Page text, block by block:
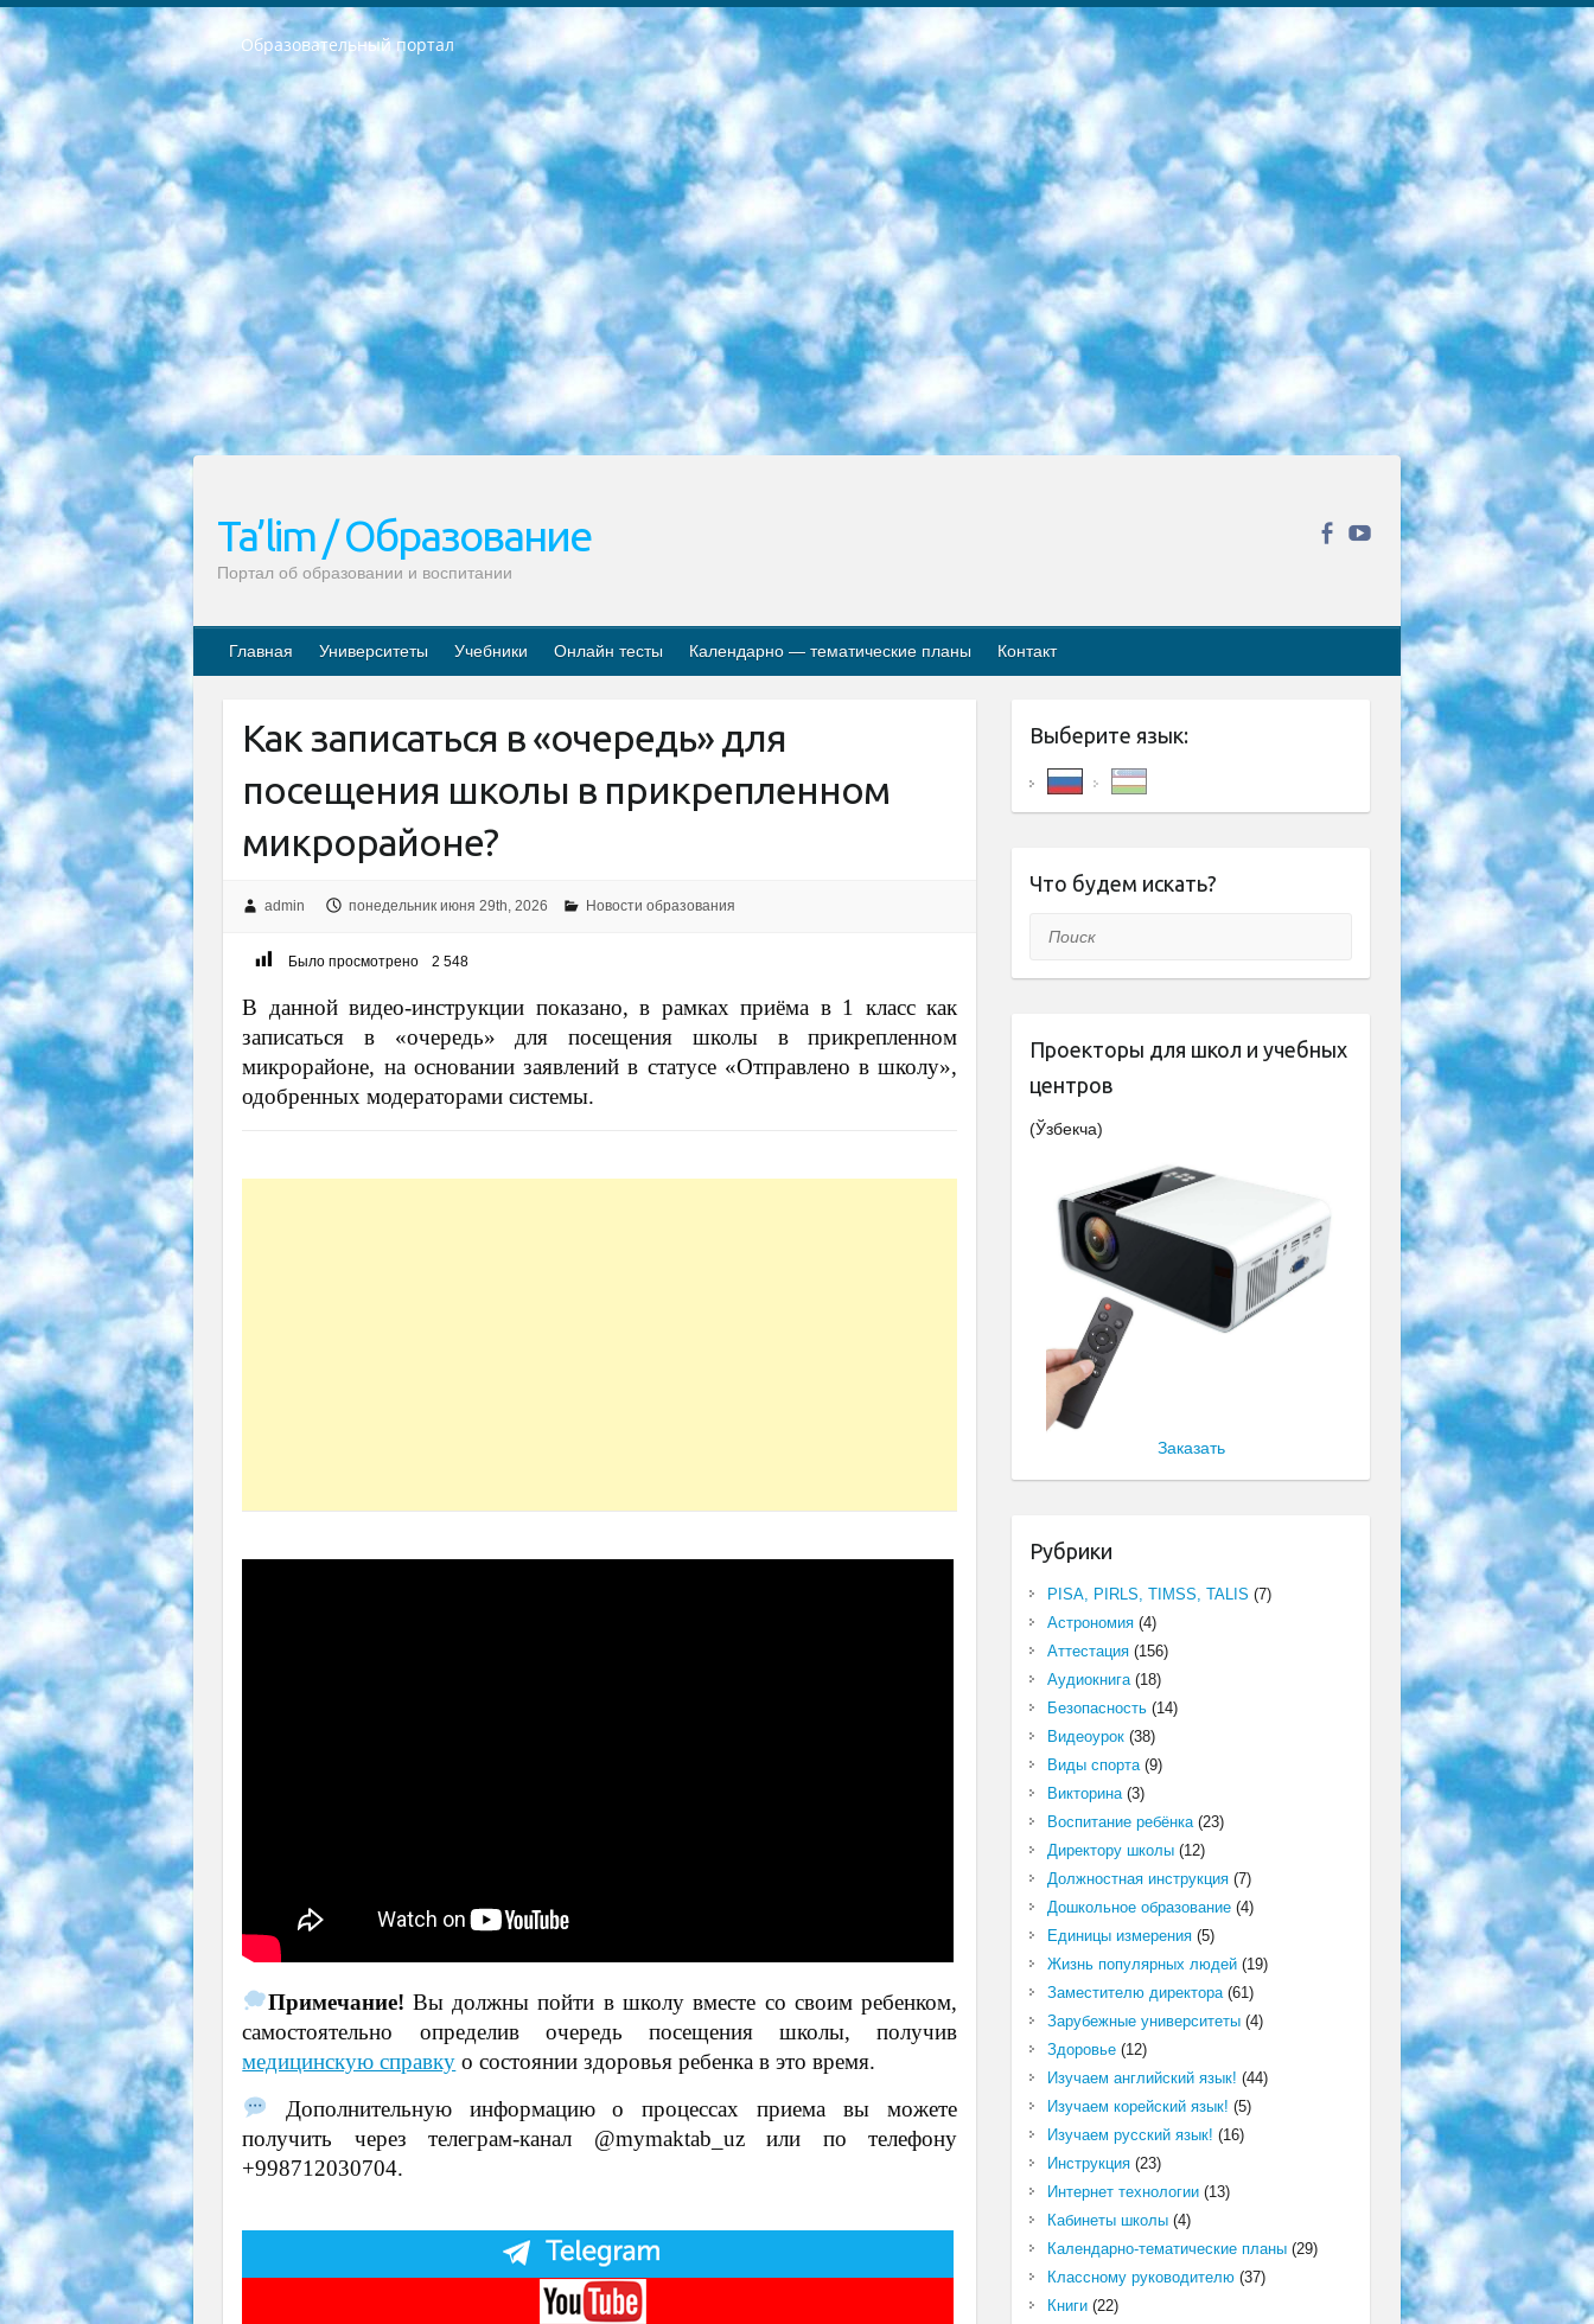
Образовательный портал
РЕСПУБЛИКА УЗБЕКИСТАН МИНИСТРЕРСТВО ДОШКОЛЬНОГО И ШКОЛЬНОГО ОБРАЗОВАНИЯ КОМАНДА в общеобразовательных учреждениях в 2023-2024 учебном году организация и проведение итоговой государственной аттестации обучающихся о Министра дошкольного и школьного образования Республики Узбекистан от 4 марта 2008 года (постановлением Минюста от 20 марта 2008 года № 1778 государственной регистрации) «Итоговое состояние учащихся общего среднего образования на основании положения об утверждении положения об аттестации общего среднего образования выпускной экзамен студентов в образовательных учреждениях в 2023-2024 учебном году В целях организации и прохождения аттестации приказываю: 1. Следующее: перечень предметов, по которым будет проводиться итоговая государственная аттестация и экзамен формы перевода согласно приложению 1; сертификаты международного образца, оценивающие уровень владения иностранными языками перечень согласно приложению 2; 2. Педагогический при специализированных образовательных учреждениях. научно-практический центр квалификации и международной оценки (Д.Давидова) 2024 г. До 25 марта: задания по предметам, по которым будет проводиться итоговая аттестация разработка и утверждение технических условий; итоговая аттестация на основании разработанного предметного задания разработка вопросов по предметам (устно и письменно), экзамен передача; общеобразовательные средние школы и специальные учебные заведения учащиеся выпускных классов школ и интернатов в агентской системе подготовка базы данных экзаменационных материалов и критериев оценки; перевод базы экзаменационных материалов на все языки обучения подать в Республиканский образовательный центр для изготовления; варианты экзаменов на основе разработанных контрольных материалов пусть будут поставлены задачи формирования. 3. Республиканский образовательный центр (Ш.Худайкулов) до 5 апреля 2024 года. до: база данных предоставленных экзаменационных материалов на все языки обучения перевод и экспертиза; для слепых, слабовидящих, глухих, слабослышащих и умственно отсталых детей учащиеся выпускных классов специализированных школ и школ-интернатов база данных экзаменационных материалов на всех преподаваемых языках подготовка критериев оценки; специализированные школы для умственно отсталых детей и технологии для учащихся выпускных классов школ-интернатов разработка соответствующих рекомендаций и критериев проведения ЕГЭ по естествознанию давать задания. 4. Педагогический при специализированных образовательных учреждениях. Научно-практический центр навыков и международной оценки (Д.Давидова), Республика образовательный центр (Худайкулов Ш.) итоговый государственный аттестационный экзамен ориентирован на творческое и логическое мышление при подготовке базы материалов учитывать введение заданий. 5. Следует отметить, что: сертификат государственного образца о знании общеобразовательного предмета и как минимум национальный уровень B1 по предметам на иностранных языках, указанным в Приложении 2. или международно признанный сертификат эквивалентного уровня студенты, изучающие определенный предмет, освобождаются от экзамена; по соответствующим предметам запланирована итоговая государственная аттестация за день до дня, путем жеребьевки Рабочей группой (в письменной форме по предметам, проводимым в форме) из числа сформированных вариантов выбрано 2 варианта; 2 выбранных варианта экзамена анонсированы на официальном сайте министерства и все выпускники по всей стране на основе этих вариантов проводит итоговую государственную аттестацию. 6. Государственное образование учащихся средних общеобразовательных учреждений. знания в соответствии с квалификационными требованиями, которые необходимо приобрести на основании стандартов итоговый (выпускной) контроль для 9 и 11 классов в целях тестирования Экзамены (далее – экзамены) состоят из предметов, перечисленных в приложении 1. будет сделано. 7. Экзамены пройдут с 26 мая по 15 июня 2024 г. (кроме науки физического воспитания). 8. Физическая для учащихся 9 классов общесредних образовательных учреждений. Экзамены по предмету «Образование, квалификация медицина» 1-6 мая 2024 года. сотрудники перевести под присмотр (с отклонениями в физическом или умственном развитии) специализированная школа для детей, школы-интернаты и со сколиозом школы-интернаты санаторного типа для больных детей исключены). 9. Он был слепым, слабовидящим и имел нарушения опорно-двигательного аппарата. экзамены в специализированных школах и интернатах для детей должны проводиться исходя из требований, предъявляемых к общеобразовательным учреждениям (физкультура кроме науки). 10. Специализированная школа для глухих и слабослышащих детей. и экзамены в интернатах и быть реализован в виде письменного теста по математике. 11. Специальность для умственно отсталых детей. Для 9 класса Родной язык и литературное письмо Государственный язык (язык обучения – узбекский). для неклассов) написано Математическое письмо Письменная/устная история Узбекистана Физическое воспитание практично Итоговый контроль Для 11 класса Написание родного языка и литературы (эссе) Математическое письмо Узбекский язык (обучение на узбекском языке) не посещающее общее среднее образование для учреждений)/Образовательное учреждение выбор письменный и устный Иностранный язык письменный/устный Письменная/устная история Узбекистана *По выбору студента:  Химия  Физика  Основы государственного права  География 10 бесплатных образовательных ресурсов - Мы составили подборку онлайн-проектов с интерактивными упражнениями, видеолекциями и статьями. Они помогут вам обрести новые и освежить старые знания бесплатно. 1. «ИНТУИТ» Старейшая образовательная площадка Рунета. Здесь вы найдёте сотни текстовых и видеокурсов на десятки различных тем — от программирования до психологии. Многие курсы подготовлены российскими университетами и крупными международными компаниями вроде Intel и Microsoft. Самостоятельное обучение бесплатное, но желающие могут оплатить услуги персональных наставников. 2. «Смартия» знакомит с актуальными профессиями и подсказывает, как им обучаться. Выбрав заинтересовавшую вас специальность — SMM-специалист, фотограф, веб-дизайнер или другую, — увидите список необходимых для неё умений. Чтобы вы могли освоить их самостоятельно, для каждого умения площадка отображает подборку ссылок на учебные материалы. Хотя «Смартия» ориентируется на русскоязычную аудиторию, часть контента всё же доступна только на английском. 3. «Лекторий Физтеха» Проект Московского физико-технического института (Физтеха). С его помощью вы можете смотреть онлайн серии лекций, записанные на видео в этом вузе. В числе доступных предметов — физика, биология, химия, информационные технологии и другие. К некоторым лекциям администрация ресурса прилагает готовые конспекты, которые можно скачивать в PDF-формате. 4. ITMOcourses Онлайн-площадка Санкт-Петербургского национального исследовательского университета информационных технологий, механики и оптики (ИТМО). Ресурс предоставляет свободный доступ к курсам, разработанным в этом вузе. Каталог материалов разбит на четыре категории: «Оптические системы и технологии», «Приборостроение и робототехника», «Информационные технологии» и «Биотехнологии». Курсы состоят из видеолекций, интерактивных демонстраций и заданий. 5. «КиберЛенинка» Электронная научная библиотека открытого доступа. Каталог площадки регулярно обрастает текстами статей из различных научных изданий. Сгруппированные по журналам и рубрикам публикации можно читать онлайн или скачивать целиком в PDF-формате. Проект нацелен на популяризацию науки за счёт открытого доступа к качественной информации. 6. «ПостНаука» На этом ресурсе публикуют подборки видеолекций, составленные экспертами из разных отраслей и объединённые общими темами. Среди них, к примеру, есть серии «Биоинформатика и геномика», «Культура средневековой Скандинавии» и Cinema Studies о теории кино. Каждая подборка лекций — логически связанная история, рассказанная экспертом от первого лица. Кроме того, на сайте появляются научно-образовательные статьи и тесты на разные темы. 7. «Newочём» Команда проекта «Newочём» отбирает самые интересные тексты из англоязычных СМИ и переводит те из них, за которые голосуют участники сообщества «ВКонтакте». По большей части это научно-популярные статьи. Редакторы придумывают лишь заголовки, в остальном содержание переводов соответствует оригиналам. Полные тексты можно читать прямо в социальной сети. 8. InternetUrok Онлайн-база материалов по основным дисциплинам школьной программы. Информация на сайте структурирована по классам, предметам и темам (урокам). Каждый урок состоит из видеолекций и конспектов. Есть также интерактивные тренажёры и тесты для закрепления пройденного материала. Даже если вы давно окончили школу, возможность повторить программу старших классов всегда может пригодиться. 9. Edutainme Ещё один ресурс об образовании. В отличие от Newtonew, как мне кажется, Edutainme больше ориентируется на представителей индустрии: педагогов, предпринимателей, разработчиков образовательных проектов. Но и любой, кто просто стремится к саморазвитию, найдёт на сайте много полезного и интересного для себя. Например, информацию о новых курсах и образовательных сервисах. 10. Newtonew Онлайн-медиа об образовании и обучении в широком смысле. Авторы Newtonew пишут об инструментах, заведениях, тактиках и стратегиях, которые помогают учить других и получать новые знания самостоятельно. На этой площадке вы найдёте новости, обзоры, аналитические мат
Ta’lim / Образование
Портал об образовании и воспитании
Главная Университеты Учебники Онлайн тесты Календарно — тематические планы Контакт
Как записаться в «очередь» для
посещения школы в прикрепленном
микрорайоне?
admin понедельник июня 29th, 2026 Новости образования
Было просмотрено 2 548
В данной видео-инструкции показано, в рамках приёма в 1 класс как
записаться в «очередь» для посещения школы в прикрепленном
микрорайоне, на основании заявлений в статусе «Отправлено в школу»,
одобренных модераторами системы.
Примечание! Вы должны пойти в школу вместе со своим ребенком,
самостоятельно определив очередь посещения школы, получив
медицинскую справку о состоянии здоровья ребенка в это время.
Дополнительную информацию о процессах приема вы можете
получить через телеграм-канал @mymaktab_uz или по телефону
+998712030704.
Выберите язык:
Что будем искать?
Поиск
Проекторы для школ и учебных
центров
(Ўзбекча)
Заказать
Рубрики
PISA, PIRLS, TIMSS, TALIS (7)
Астрономия(4)
Аттестация(156)
Аудиокнига(18)
Безопасность(14)
Видеоурок(38)
Виды спорта(9)
Викторина(3)
Воспитание ребёнка(23)
Директору школы(12)
Должностная инструкция(7)
Дошкольное образование(4)
Единицы измерения(5)
Жизнь популярных людей(19)
Заместителю директора(61)
Зарубежные университеты(4)
Здоровье(12)
Изучаем английский язык! (44)
Изучаем корейский язык! (5)
Изучаем русский язык! (16)
Инструкция(23)
Интернет технологии(13)
Кабинеты школы(4)
Календарно-тематические планы(29)
Классному руководителю(37)
Книги(22)